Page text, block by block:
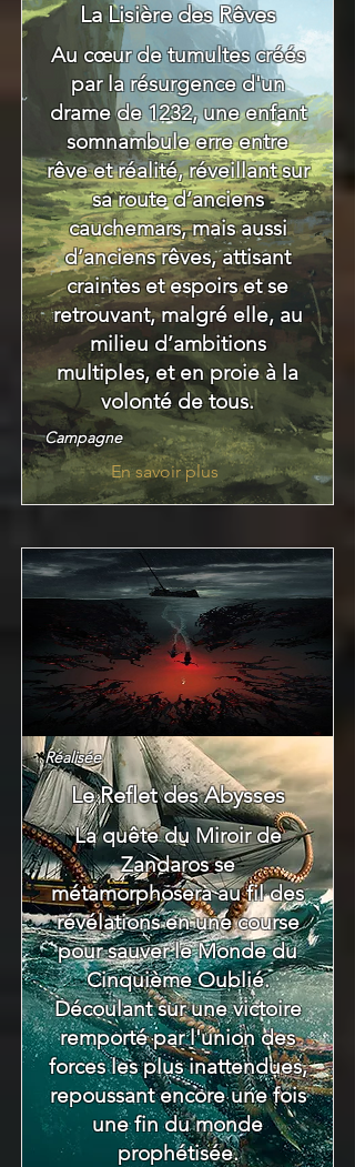
La Lisière des Rêves
Au cœur de tumultes créés
par la résurgence d'un
drame de 1232, une enfant
somnambule erre entre
rêve et réalité, réveillant sur
sa route d’anciens
cauchemars, mais aussi
d’anciens rêves, attisant
craintes et espoirs et se
retrouvant, malgré elle, au
milieu d’ambitions
multiples, et en proie à la
volonté de tous.
Campagne
En savoir plus
Réalisée
Le Reflet des Abysses
La quête du Miroir de
Zandaros se
métamorphosera au fil des
révélations en une course
pour sauver le Monde du
Cinquième Oublié.
Découlant sur une victoire
remporté par l'union des
forces les plus inattendues,
repoussant encore une fois
une fin du monde
prophétisée.